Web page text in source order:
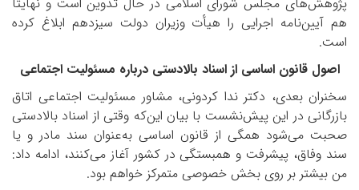
هم آیین‌نامه اجرایی را هیأت وزیران دولت سیزدهم ابلاغ کرده
است.
اصول قانون اساسی از اسناد بالادستی درباره مسئولیت اجتماعی
سخنران بعدی، دکتر ندا کردونی، مشاور مسئولیت اجتماعی اتاق
بازرگانی در این پیش‌نشست با بیان این‌که وقتی از اسناد بالادستی
صحبت می‌شود همگی از قانون اساسی به‌عنوان سند مادر و یا
سند وفاق، پیشرفت و همبستگی در کشور آغاز می‌کنند، ادامه داد:
من بیشتر بر روی بخش خصوصی متمرکز خواهم بود.